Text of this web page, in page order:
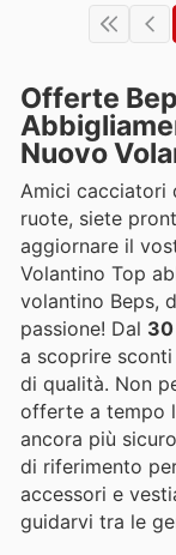
Offerte
Nuovo
Amici cacciatori
ruote, siete
aggiornare il
Volantino Top
volantino Beps,
passione! Dal
a scoprire
di qualità. Non
offerte a tempo
ancora più
di riferimento
accessori e
guidarvi tra le